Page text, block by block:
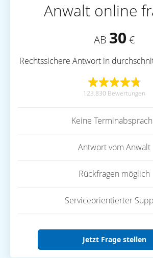
Anwalt online
AB 30 €
Rechtssichere Antwort in
123.830 Bewertungen
Keine
Antwort vom Anwalt
Rückfragen möglich
Serviceorientierter
Jetzt Frage stellen